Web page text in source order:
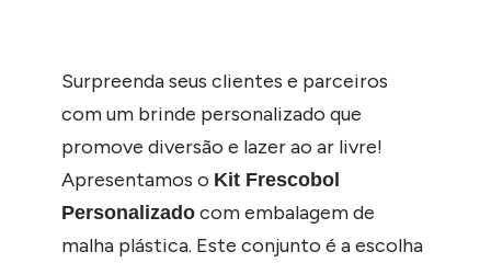
Surpreenda seus clientes e parceiros
com um brinde personalizado que
promove diversão e lazer ao ar livre!
Apresentamos o Kit Frescobol
Personalizadocom embalagem de
malha plástica. Este conjunto é a escolha